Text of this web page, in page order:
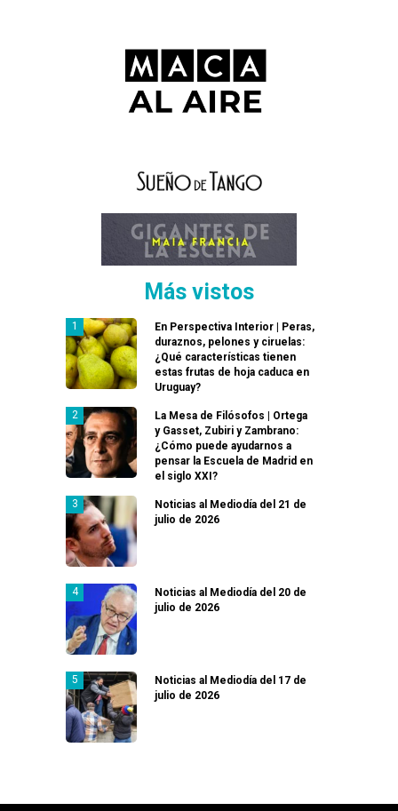
Más vistos
En Perspectiva Interior | Peras,
duraznos, pelones y ciruelas:
¿Qué características tienen
estas frutas de hoja caduca en
Uruguay?
La Mesa de Filósofos | Ortega
y Gasset, Zubiri y Zambrano:
¿Cómo puede ayudarnos a
pensar la Escuela de Madrid en
el siglo XXI?
Noticias al Mediodía del 21 de
julio de 2026
Noticias al Mediodía del 20 de
julio de 2026
Noticias al Mediodía del 17 de
julio de 2026